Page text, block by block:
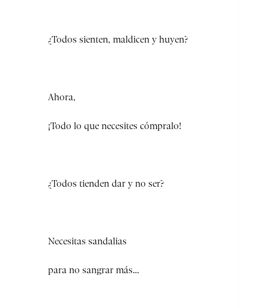
¿Todos sienten, maldicen y huyen?
Ahora,
¡Todo lo que necesites cómpralo!
¿Todos tienden dar y no ser?
Necesitas sandalias
para no sangrar más…